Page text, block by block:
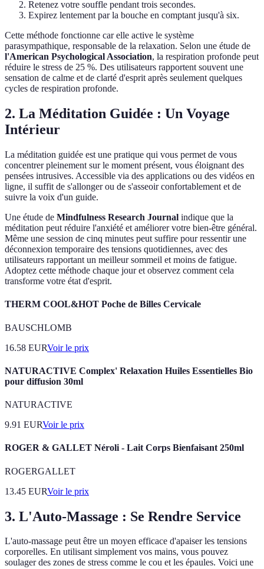
Retenez votre souffle pendant trois secondes.
Expirez lentement par la bouche en comptant jusqu'à six.
Cette méthode fonctionne car elle active le système
parasympathique, responsable de la relaxation. Selon une étude de
l'American Psychological Association, la respiration profonde peut
réduire le stress de 25 %. Des utilisateurs rapportent souvent une
sensation de calme et de clarté d'esprit après seulement quelques
cycles de respiration profonde.
2. La Méditation Guidée : Un Voyage
Intérieur
La méditation guidée est une pratique qui vous permet de vous
concentrer pleinement sur le moment présent, vous éloignant des
pensées intrusives. Accessible via des applications ou des vidéos en
ligne, il suffit de s'allonger ou de s'asseoir confortablement et de
suivre la voix d'un guide.
Une étude de Mindfulness Research Journal indique que la
méditation peut réduire l'anxiété et améliorer votre bien-être général.
Même une session de cinq minutes peut suffire pour ressentir une
déconnexion temporaire des tensions quotidiennes, avec des
utilisateurs rapportant un meilleur sommeil et moins de fatigue.
Adoptez cette méthode chaque jour et observez comment cela
transforme votre état d'esprit.
THERM COOL&HOT Poche de Billes Cervicale
BAUSCHLOMB
16.58 EURVoir le prix
NATURACTIVE Complex' Relaxation Huiles Essentielles Bio
pour diffusion 30ml
NATURACTIVE
9.91 EURVoir le prix
ROGER & GALLET Néroli - Lait Corps Bienfaisant 250ml
ROGERGALLET
13.45 EURVoir le prix
3. L'Auto-Massage : Se Rendre Service
L'auto-massage peut être un moyen efficace d'apaiser les tensions
corporelles. En utilisant simplement vos mains, vous pouvez
soulager des zones de stress comme le cou et les épaules. Voici une